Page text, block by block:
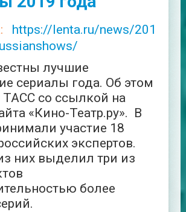
https://lenta.ru/news/201
лучшие
сериалы года. Об этом
ТАСС со ссылкой на
«Кино-Театр.ру». В
участие 18
экспертов.
них выделил три из
более